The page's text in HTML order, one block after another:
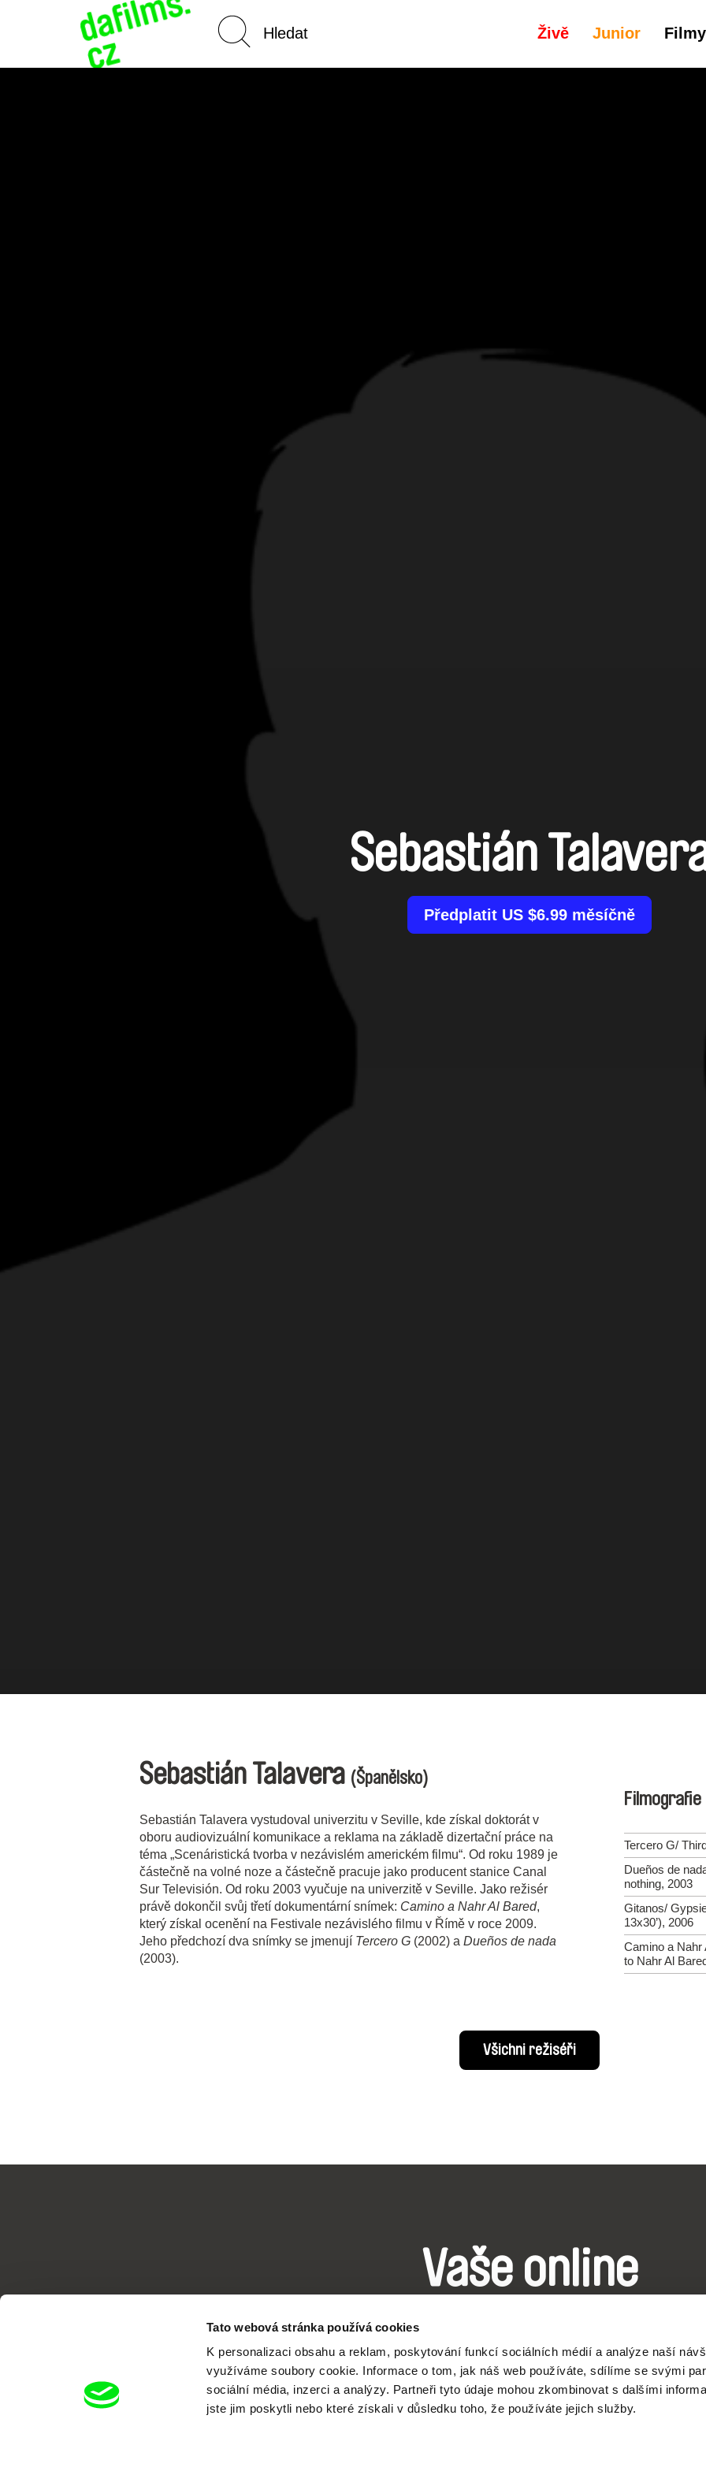
Tato webová stránka používá cookies
K personalizaci obsahu a reklam, poskytování funkcí sociálních médií a analýze naší
využíváme soubory cookie. Informace o tom, jak náš web používáte, sdílíme se svými
sociální média, inzerci a analýzy. Partneři tyto údaje mohou zkombinovat s dalšími
jste jim poskytli nebo které získali v důsledku toho, že používáte jejich služby.
Živě Junior Filmy
Sebastián
Předplatit US $6.99 měsíčně
Sebastián Talavera (Španělsko)
Sebastián Talavera vystudoval univerzitu v Seville, kde získal doktorát v
oboru audiovizuální komunikace a reklama na základě dizertační práce na
téma „Scenáristická tvorba v nezávislém americkém filmu“. Od roku 1989 je
částečně na volné noze a částečně pracuje jako producent stanice Canal
Sur Televisión. Od roku 2003 vyučuje na univerzitě v Seville. Jako režisér
právě dokončil svůj třetí dokumentární snímek: Camino a Nahr Al Bared,
který získal ocenění na Festivale nezávislého filmu v Římě v roce 2009.
Jeho předchozí dva snímky se jmenují Tercero G (2002) a Dueños de nada
(2003).
Filmografie
Tercero G/
Dueños de
nothing, 2003
Gitanos/
13x30’), 2006
Camino a Nahr
to Nahr Al
Všichni režiséři
Vaše online
dokumentární
Nové festivalové filmy
každý týden